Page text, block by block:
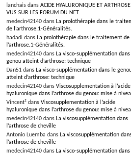
lanchais dans ACIDE HYALURONIQUE ET ARTHROSE
VUS SUR LES FORUM DU NET
medecin42140 dans La prolothérapie dans le
de l’arthrose.1-Généralités.
hadadi dans La prolothérapie dans le traitement de
l’arthrose.1-Généralités.
medecin42140 dans La visco-supplémentation dans
genou atteint d’arthrose: technique
Dan51 dans La visco-supplémentation dans le
atteint d’arthrose: technique
medecin42140 dans Viscosupplementation à l’acide
hyaluronique dans l’arthrose du genou: mise à
Vincent² dans Viscosupplementation à l’acide
hyaluronique dans l’arthrose du genou: mise à
medecin42140 dans La viscosupplémentation dans
l’arthrose de cheville
Antonio Luemba dans La viscosupplémentation
l’arthrose de cheville
medecin42140 dans La visco-supplémentation dans